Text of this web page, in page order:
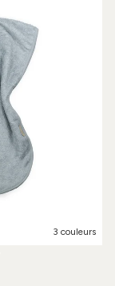
3 couleurs